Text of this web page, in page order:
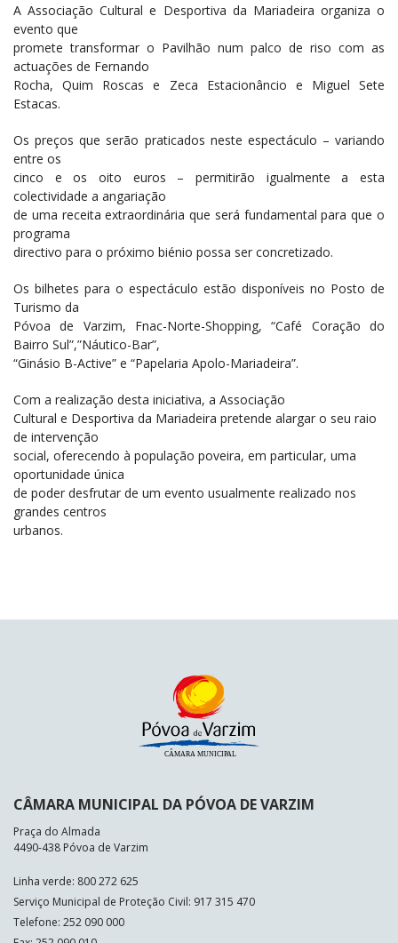
A Associação Cultural e Desportiva da Mariadeira organiza o
evento que
promete transformar o Pavilhão num palco de riso com as
actuações de Fernando
Rocha, Quim Roscas e Zeca Estacionâncio e Miguel Sete
Estacas.
Os preços que serão praticados neste espectáculo – variando
entre os
cinco e os oito euros – permitirão igualmente a esta
colectividade a angariação
de uma receita extraordinária que será fundamental para que o
programa
directivo para o próximo biénio possa ser concretizado.
Os bilhetes para o espectáculo estão disponíveis no Posto de
Turismo da
Póvoa de Varzim, Fnac-Norte-Shopping, “Café Coração do
Bairro Sul”,”Náutico-Bar”,
“Ginásio B-Active” e “Papelaria Apolo-Mariadeira”.
Com a realização desta iniciativa, a Associação
Cultural e Desportiva da Mariadeira pretende alargar o seu raio
de intervenção
social, oferecendo à população poveira, em particular, uma
oportunidade única
de poder desfrutar de um evento usualmente realizado nos
grandes centros
urbanos.
CÂMARA MUNICIPAL DA PÓVOA DE VARZIM
Praça do Almada
4490-438 Póvoa de Varzim
Linha verde: 800 272 625
Serviço Municipal de Proteção Civil: 917 315 470
Telefone: 252 090 000